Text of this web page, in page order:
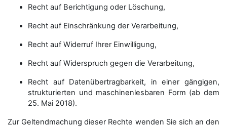
Recht auf Berichtigung oder Löschung,
Recht auf Einschränkung der Verarbeitung,
Recht auf Widerruf Ihrer Einwilligung,
Recht auf Widerspruch gegen die Verarbeitung,
Recht auf Datenübertragbarkeit, in einer gängigen,
strukturierten und maschinenlesbaren Form (ab dem
25. Mai 2018).
Zur Geltendmachung dieser Rechte wenden Sie sich an den